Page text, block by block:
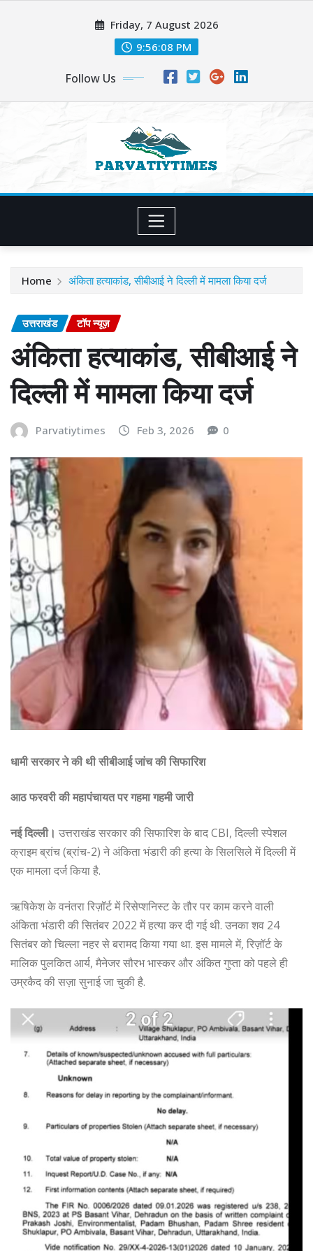
Friday, 7 August 2026
9:56:09 PM
Follow Us
Home अंकिता हत्याकांड, सीबीआई ने दिल्ली में मामला किया दर्ज
उत्तराखंड टॉप न्यूज़
अंकिता हत्याकांड, सीबीआई ने
दिल्ली में मामला किया दर्ज
Parvatiytimes Feb 3, 2026 0
धामी सरकार ने की थी सीबीआई जांच की सिफारिश
आठ फरवरी की महापंचायत पर गहमा गहमी जारी
नई दिल्ली। उत्तराखंड सरकार की सिफारिश के बाद CBI, दिल्ली स्पेशल
क्राइम ब्रांच (ब्रांच-2) ने अंकिता भंडारी की हत्या के सिलसिले में दिल्ली में
एक मामला दर्ज किया है.
ऋषिकेश के वनंतरा रिज़ॉर्ट में रिसेप्शनिस्ट के तौर पर काम करने वाली
अंकिता भंडारी की सितंबर 2022 में हत्या कर दी गई थी. उनका शव 24
सितंबर को चिल्ला नहर से बरामद किया गया था. इस मामले में, रिज़ॉर्ट के
मालिक पुलकित आर्य, मैनेजर सौरभ भास्कर और अंकित गुप्ता को पहले ही
उम्रकैद की सज़ा सुनाई जा चुकी है.